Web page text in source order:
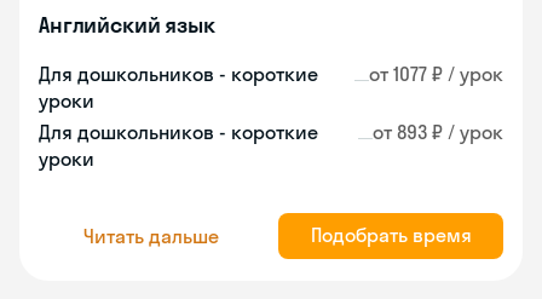
Английский язык
Для дошкольников - короткие
уроки
от 1077 ₽ / урок
Для дошкольников - короткие
уроки
от 893 ₽ / урок
Читать дальше Подобрать время